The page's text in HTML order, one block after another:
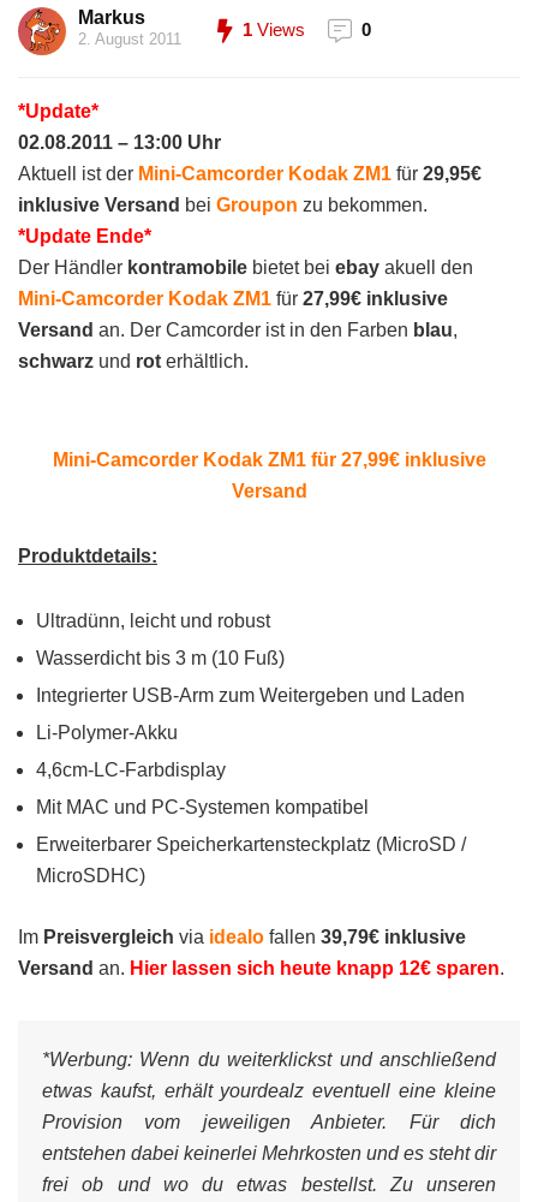
Markus
2. August 2011 1 Views 0
*Update*
02.08.2011 – 13:00 Uhr
Aktuell ist der Mini-Camcorder Kodak ZM1 für 29,95€
inklusive Versand bei Groupon zu bekommen.
*Update Ende*
Der Händler kontramobile bietet bei ebay akuell den
Mini-Camcorder Kodak ZM1 für 27,99€ inklusive
Versand an. Der Camcorder ist in den Farben blau,
schwarz und rot erhältlich.
Mini-Camcorder Kodak ZM1 für 27,99€ inklusive
Versand
Produktdetails:
Ultradünn, leicht und robust
Wasserdicht bis 3 m (10 Fuß)
Integrierter USB-Arm zum Weitergeben und Laden
Li-Polymer-Akku
4,6cm-LC-Farbdisplay
Mit MAC und PC-Systemen kompatibel
Erweiterbarer Speicherkartensteckplatz (MicroSD /
MicroSDHC)
Im Preisvergleich via idealo fallen 39,79€ inklusive
Versand an. Hier lassen sich heute knapp 12€ sparen.
*Werbung: Wenn du weiterklickst und anschließend
etwas kaufst, erhält yourdealz eventuell eine kleine
Provision vom jeweiligen Anbieter. Für dich
entstehen dabei keinerlei Mehrkosten und es steht dir
frei ob und wo du etwas bestellst. Zu unseren